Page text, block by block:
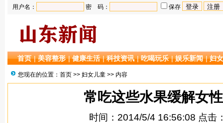
用户名： 密 码： 保存
首页 |美容整形 |健康生活 |科技资讯 |吃喝玩乐 |娱乐新闻 |妇
您现在的位置： 首页 >> 妇女儿童 >> 内容
常吃这些水果缓解女
时间：2014/5/4 16:56:08 点击